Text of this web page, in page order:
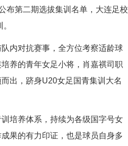
布第二期选拔集训名单，大连足校
内对抗赛事，全方位考察适龄球
养的青年女足小将，肖嘉祺司职
出，跻身U20女足国青集训大名
培养体系，持续为各级国字号女
果的有力印证，也是球员自身多